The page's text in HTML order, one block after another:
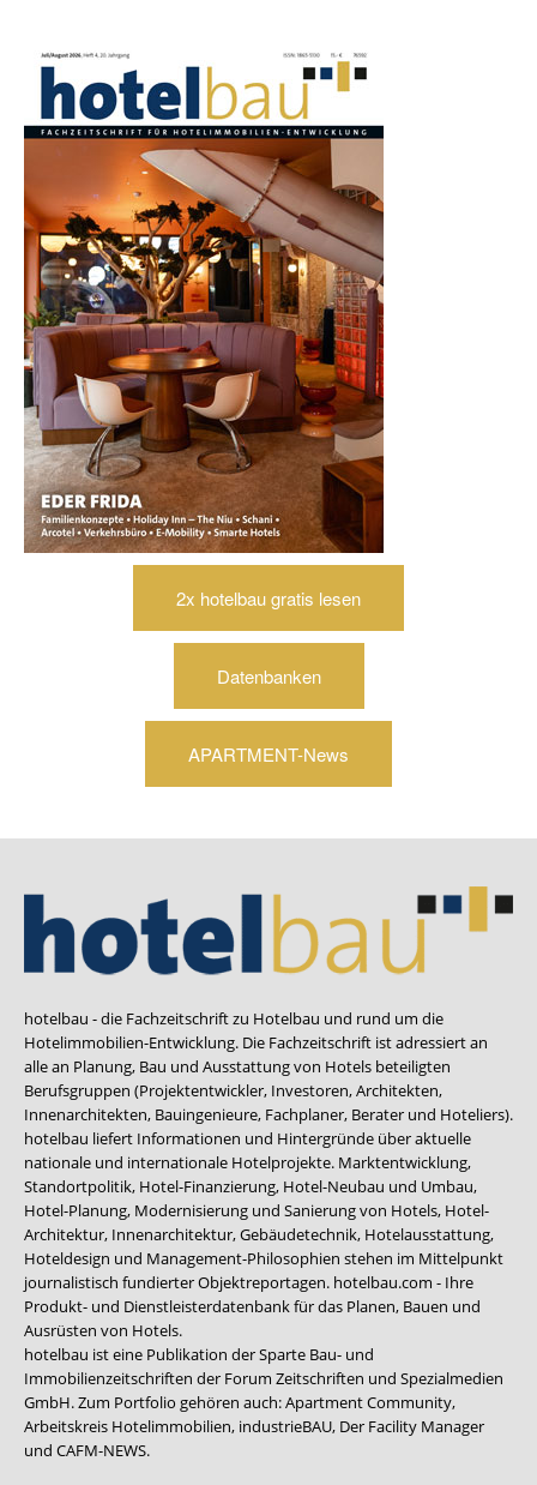
2x hotelbau gratis lesen
Datenbanken
APARTMENT-News
hotelbau - die Fachzeitschrift zu Hotelbau und rund um die
Hotelimmobilien-Entwicklung. Die Fachzeitschrift ist adressiert an
alle an Planung, Bau und Ausstattung von Hotels beteiligten
Berufsgruppen (Projektentwickler, Investoren, Architekten,
Innenarchitekten, Bauingenieure, Fachplaner, Berater und Hoteliers).
hotelbau liefert Informationen und Hintergründe über aktuelle
nationale und internationale Hotelprojekte. Marktentwicklung,
Standortpolitik, Hotel-Finanzierung, Hotel-Neubau und Umbau,
Hotel-Planung, Modernisierung und Sanierung von Hotels, Hotel-
Architektur, Innenarchitektur, Gebäudetechnik, Hotelausstattung,
Hoteldesign und Management-Philosophien stehen im Mittelpunkt
journalistisch fundierter Objektreportagen. hotelbau.com - Ihre
Produkt- und Dienstleisterdatenbank für das Planen, Bauen und
Ausrüsten von Hotels.
hotelbau ist eine Publikation der Sparte Bau- und
Immobilienzeitschriften der Forum Zeitschriften und Spezialmedien
GmbH. Zum Portfolio gehören auch:Apartment Community,
Arbeitskreis Hotelimmobilien, industrieBAU, Der Facility Manager
und CAFM-NEWS.